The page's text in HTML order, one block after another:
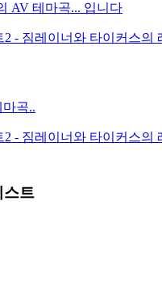
AV 테마곡... 입니다
2 - 짐레이너와 타이커스의
곡..
2 - 짐레이너와 타이커스의
스트